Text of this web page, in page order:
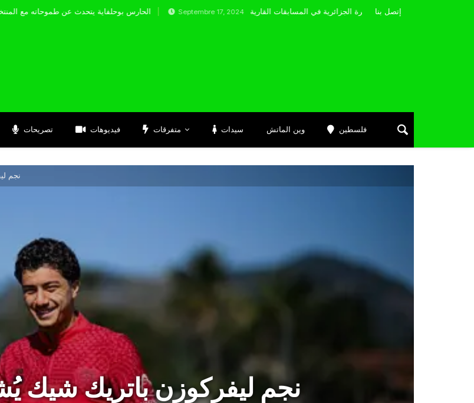
الحارس بوحلفاية يتحدث عن Septembre 17, 2024 إتصل بنا
تصريحات فيديوهات متفرقات سيدات وين الماتش فلسطين
نجم
نجم ليفركوزن باتريك شيك